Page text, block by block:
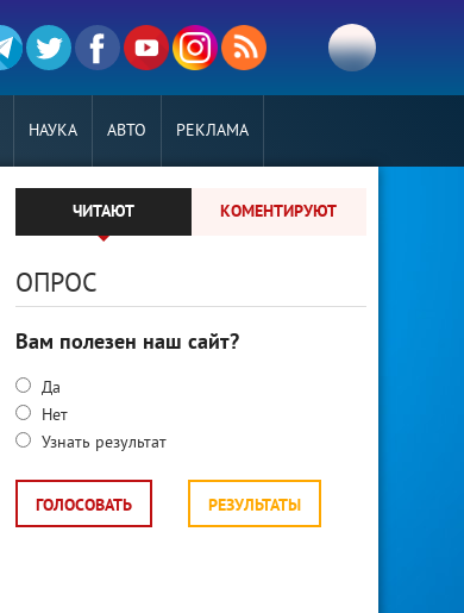
НАУКА АВТО РЕКЛАМА
ЧИТАЮТ КОМЕНТИРУЮТ
ОПРОС
Вам полезен наш сайт?
Да
Нет
Узнать результат
ГОЛОСОВАТЬ РЕЗУЛЬТАТЫ